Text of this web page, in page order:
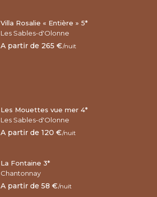
Villa Rosalie « Entière » 5*
Les Sables-d'Olonne
A partir de 265 €/nuit
Les Mouettes vue mer 4*
Les Sables-d'Olonne
A partir de 120 €/nuit
La Fontaine 3*
Chantonnay
A partir de 58 €/nuit